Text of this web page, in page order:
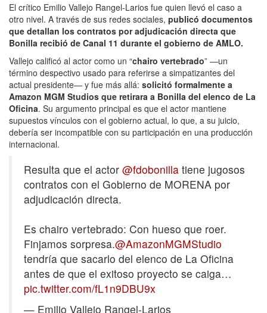
El crítico Emilio Vallejo Rangel-Larios fue quien llevó el caso a
otro nivel. A través de sus redes sociales, publicó documentos
que detallan los contratos por adjudicación directa que
Bonilla recibió de Canal 11 durante el gobierno de AMLO.
Vallejo calificó al actor como un “chairo vertebrado” —un
término despectivo usado para referirse a simpatizantes del
actual presidente— y fue más allá: solicitó formalmente a
Amazon MGM Studios que retirara a Bonilla del elenco de La
Oficina. Su argumento principal es que el actor mantiene
supuestos vínculos con el gobierno actual, lo que, a su juicio,
debería ser incompatible con su participación en una producción
internacional.
Resulta que el actor @fdobonilla tiene jugosos
contratos con el Gobierno de MORENA por
adjudicación directa.
Es chairo vertebrado: Con hueso que roer.
Finjamos sorpresa.@AmazonMGMStudio
tendría que sacarlo del elenco de La Oficina
antes de que el exitoso proyecto se caiga…
pic.twitter.com/fL1n9DBU9x
— Emilio Vallejo Rangel-Larios